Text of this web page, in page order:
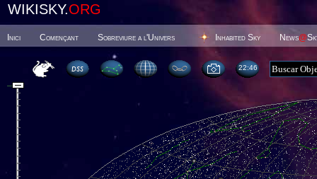
WIKISKY.ORG
Inici Començant Sobreviure a l'Univers Inhabited Sky News@
22 46